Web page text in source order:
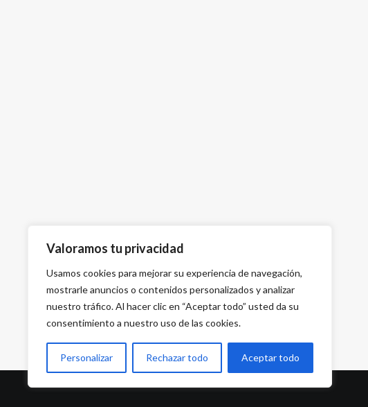
Valoramos tu privacidad
Usamos cookies para mejorar su experiencia de navegación,
mostrarle anuncios o contenidos personalizados y analizar
nuestro tráfico. Al hacer clic en “Aceptar todo” usted da su
consentimiento a nuestro uso de las cookies.
Personalizar Rechazar todo Aceptar todo